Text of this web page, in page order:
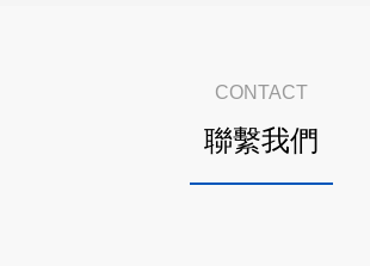
CONTACT
聯繫我們